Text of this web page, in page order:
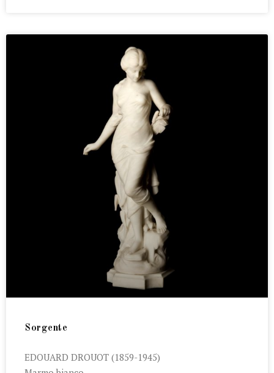
Sorgente
EDOUARD DROUOT (1859-1945)